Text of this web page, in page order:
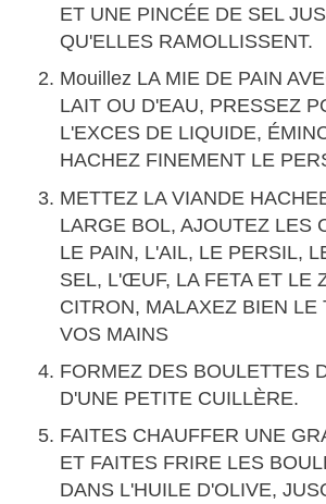
ET UNE PINCÉE DE SEL
QU'ELLES RAMOLLISSENT.
Mouillez LA MIE DE PAIN
LAIT OU D'EAU, PRESSEZ
L'EXCES DE LIQUIDE,
HACHEZ FINEMENT LE
METTEZ LA VIANDE
LARGE BOL, AJOUTEZ LES
LE PAIN, L'AIL, LE PERSIL,
SEL, L'ŒUF, LA FETA ET LE
CITRON, MALAXEZ BIEN LE
VOS MAINS
FORMEZ DES BOULETTES
D'UNE PETITE CUILLÈRE.
FAITES CHAUFFER UNE
ET FAITES FRIRE LES
DANS L'HUILE D'OLIVE,